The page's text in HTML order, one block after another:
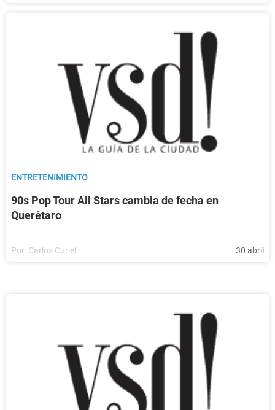
ENTRETENIMIENTO
90s Pop Tour All Stars cambia de fecha en
Querétaro
Por: Carlos Curiel 30 abril